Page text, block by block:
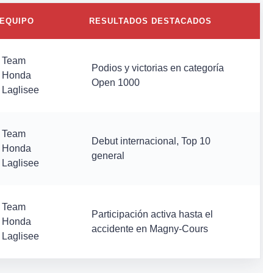
EQUIPO RESULTADOS DESTACADOS
Team
Honda
Laglisee
Podios y victorias en categoría
Open 1000
Team
Honda
Laglisee
Debut internacional, Top 10
general
Team
Honda
Laglisee
Participación activa hasta el
accidente en Magny-Cours